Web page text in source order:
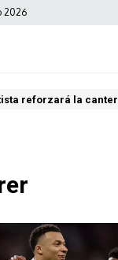
2026
reforzará la